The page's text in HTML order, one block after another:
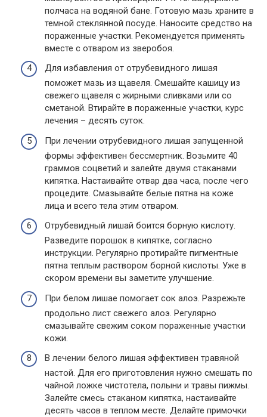
полчаса на водяной бане. Готовую мазь храните в
темной стеклянной посуде. Наносите средство на
пораженные участки. Рекомендуется применять
вместе с отваром из зверобоя.
Для избавления от отрубевидного лишая
поможет мазь из щавеля. Смешайте кашицу из
свежего щавеля с жирными сливками или со
сметаной. Втирайте в пораженные участки, курс
лечения – десять суток.
При лечении отрубевидного лишая запущенной
формы эффективен бессмертник. Возьмите 40
граммов соцветий и залейте двумя стаканами
кипятка. Настаивайте отвар два часа, после чего
процедите. Смазывайте белые пятна на коже
лица и всего тела этим отваром.
Отрубевидный лишай боится борную кислоту.
Разведите порошок в кипятке, согласно
инструкции. Регулярно протирайте пигментные
пятна теплым раствором борной кислоты. Уже в
скором времени вы заметите улучшение.
При белом лишае помогает сок алоэ. Разрежьте
продольно лист свежего алоэ. Регулярно
смазывайте свежим соком пораженные участки
кожи.
В лечении белого лишая эффективен травяной
настой. Для его приготовления нужно смешать по
чайной ложке чистотела, полыни и травы пижмы.
Залейте смесь стаканом кипятка, настаивайте
десять часов в теплом месте. Делайте примочки